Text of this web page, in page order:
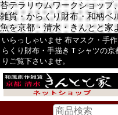
苔テラリウムワークショップ
雑貨・からくり財布・和柄ベ
魚を京都・清水・きんとと家
いらっしゃいませ 布マスク・手
らくり財布・手描きＴシャツの
りご覧下さいませ。